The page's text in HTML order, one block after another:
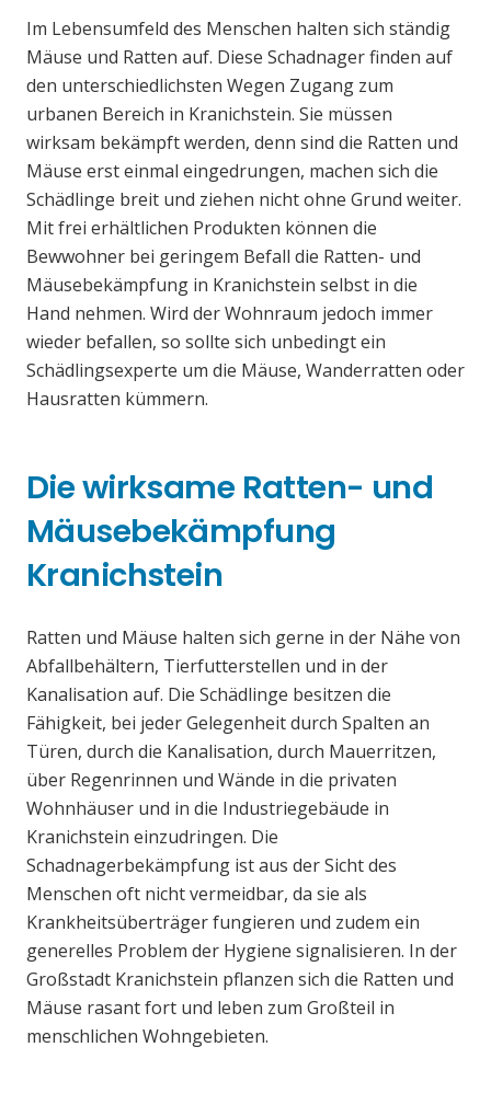
Im Lebensumfeld des Menschen halten sich ständig
Mäuse und Ratten auf. Diese Schadnager finden auf
den unterschiedlichsten Wegen Zugang zum
urbanen Bereich in Kranichstein. Sie müssen
wirksam bekämpft werden, denn sind die Ratten und
Mäuse erst einmal eingedrungen, machen sich die
Schädlinge breit und ziehen nicht ohne Grund weiter.
Mit frei erhältlichen Produkten können die
Bewwohner bei geringem Befall die Ratten- und
Mäusebekämpfung in Kranichstein selbst in die
Hand nehmen. Wird der Wohnraum jedoch immer
wieder befallen, so sollte sich unbedingt ein
Schädlingsexperte um die Mäuse, Wanderratten oder
Hausratten kümmern.
Die wirksame Ratten- und
Mäusebekämpfung
Kranichstein
Ratten und Mäuse halten sich gerne in der Nähe von
Abfallbehältern, Tierfutterstellen und in der
Kanalisation auf. Die Schädlinge besitzen die
Fähigkeit, bei jeder Gelegenheit durch Spalten an
Türen, durch die Kanalisation, durch Mauerritzen,
über Regenrinnen und Wände in die privaten
Wohnhäuser und in die Industriegebäude in
Kranichstein einzudringen. Die
Schadnagerbekämpfung ist aus der Sicht des
Menschen oft nicht vermeidbar, da sie als
Krankheitsüberträger fungieren und zudem ein
generelles Problem der Hygiene signalisieren. In der
Großstadt Kranichstein pflanzen sich die Ratten und
Mäuse rasant fort und leben zum Großteil in
menschlichen Wohngebieten.